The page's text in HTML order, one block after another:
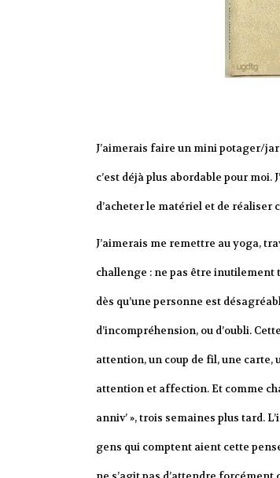
J’aimerais faire un mini potager/
c’est déjà plus abordable pour
d’acheter le matériel et de réaliser
J’aimerais me remettre au yoga,
challenge : ne pas être inutilement
dès qu’une personne est
d’incompréhension, ou d’oubli.
attention, un coup de fil, une carte,
attention et affection. Et comme
anniv’ », trois semaines plus tard.
gens qui comptent aient cette